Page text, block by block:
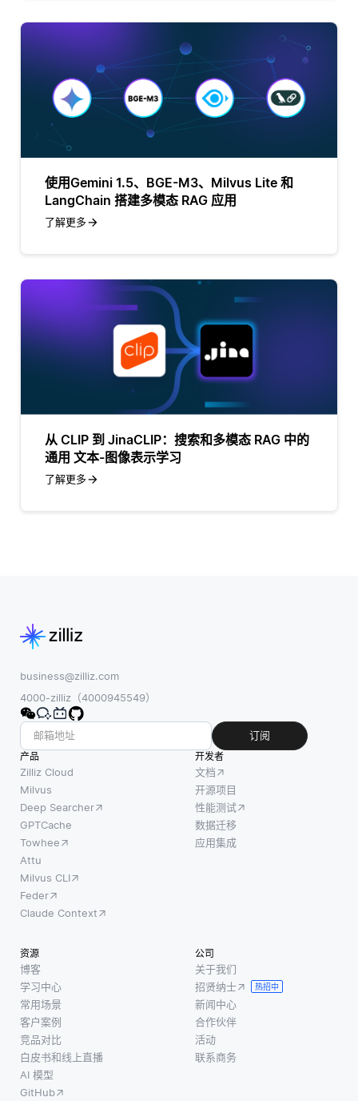
使用Gemini 1.5、BGE-M3、Milvus Lite 和
LangChain 搭建多模态 RAG 应用
了解更多
从 CLIP 到 JinaCLIP：搜索和多模态 RAG 中的
通用 文本-图像表示学习
了解更多
business@zilliz.com
4000-zilliz（4000945549）
订阅
产品
Zilliz Cloud
Milvus
Deep Searcher
GPTCache
Towhee
Attu
Milvus CLI
Feder
Claude Context
开发者
文档
开源项目
性能测试
数据迁移
应用集成
资源
博客
学习中心
常用场景
客户案例
竞品对比
白皮书和线上直播
AI 模型
GitHub
公司
关于我们
招贤纳士
热招中
新闻中心
合作伙伴
活动
联系商务